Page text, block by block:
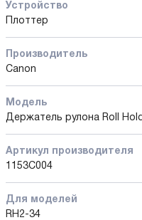
Устройство
Плоттер
Производитель
Canon
Модель
Держатель рулона Roll
Артикул производителя
1153C004
Для моделей
RH2-34